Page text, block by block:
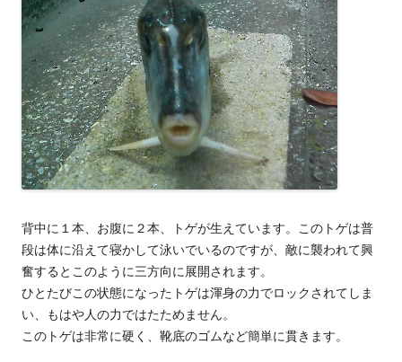
背中に１本、お腹に２本、トゲが生えています。このトゲは普
段は体に沿えて寝かして泳いでいるのですが、敵に襲われて興
奮するとこのように三方向に展開されます。
ひとたびこの状態になったトゲは渾身の力でロックされてしま
い、もはや人の力ではたためません。
このトゲは非常に硬く、靴底のゴムなど簡単に貫きます。